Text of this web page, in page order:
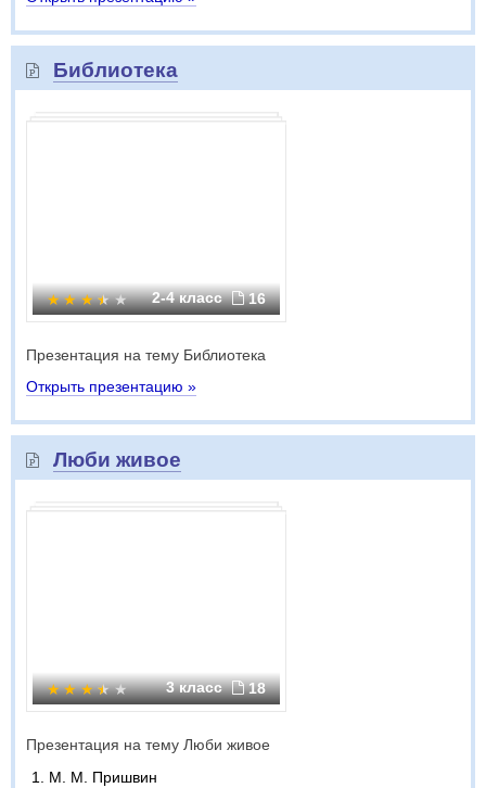
Библиотека
2-4 класс 16
Презентация на тему Библиотека
Открыть презентацию »
Люби живое
3 класс 18
Презентация на тему Люби живое
М. М. Пришвин